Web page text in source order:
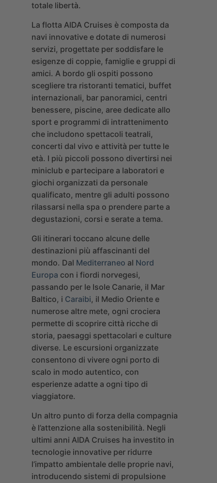
totale libertà.
La flotta AIDA Cruises è composta da
navi innovative e dotate di numerosi
servizi, progettate per soddisfare le
esigenze di coppie, famiglie e gruppi di
amici. A bordo gli ospiti possono
scegliere tra ristoranti tematici, buffet
internazionali, bar panoramici, centri
benessere, piscine, aree dedicate allo
sport e programmi di intrattenimento
che includono spettacoli teatrali,
concerti dal vivo e attività per tutte le
età. I più piccoli possono divertirsi nei
miniclub e partecipare a laboratori e
giochi organizzati da personale
qualificato, mentre gli adulti possono
rilassarsi nella spa o prendere parte a
degustazioni, corsi e serate a tema.
Gli itinerari toccano alcune delle
destinazioni più affascinanti del
mondo. Dal Mediterraneo al Nord
Europa con i fiordi norvegesi,
passando per le Isole Canarie, il Mar
Baltico, i Caraibi, il Medio Oriente e
numerose altre mete, ogni crociera
permette di scoprire città ricche di
storia, paesaggi spettacolari e culture
diverse. Le escursioni organizzate
consentono di vivere ogni porto di
scalo in modo autentico, con
esperienze adatte a ogni tipo di
viaggiatore.
Un altro punto di forza della compagnia
è l’attenzione alla sostenibilità. Negli
ultimi anni AIDA Cruises ha investito in
tecnologie innovative per ridurre
l’impatto ambientale delle proprie navi,
introducendo sistemi di propulsione